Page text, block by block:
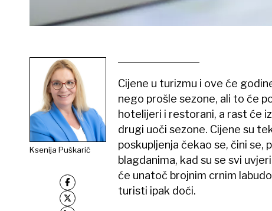
Ksenija Puškarić
Cijene u turizmu i ove će
nego prošle sezone, ali to će
hotelijeri i restorani, a rast će
drugi uoči sezone. Cijene su
poskupljenja čekao se, čini se,
blagdanima, kad su se svi
će unatoč brojnim crnim
turisti ipak doći.